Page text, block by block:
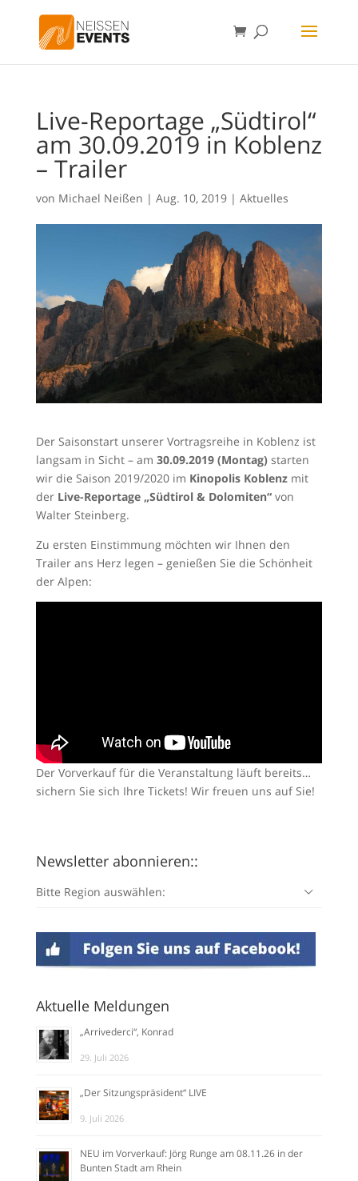
Live-Reportage „Südtirol“
am 30.09.2019 in Koblenz
– Trailer
von Michael Neißen | Aug. 10, 2019| Aktuelles
Der Saisonstart unserer Vortragsreihe in Koblenz ist
langsam in Sicht – am 30.09.2019 (Montag)starten
wir die Saison 2019/2020 im Kinopolis Koblenzmit
der Live-Reportage „Südtirol & Dolomiten“von
Walter Steinberg.
Zu ersten Einstimmung möchten wir Ihnen den
Trailer ans Herz legen – genießen Sie die Schönheit
der Alpen:
Der Vorverkauf für die Veranstaltung läuft bereits…
sichern Sie sich Ihre Tickets! Wir freuen uns auf Sie!
Newsletter abonnieren::
Bitte Region auswählen:
Aktuelle Meldungen
„Arrivederci“, Konrad
29. Juli 2026
„Der Sitzungspräsident“ LIVE
9. Juli 2026
NEU im Vorverkauf: Jörg Runge am 08.11.26 in der
Bunten Stadt am Rhein